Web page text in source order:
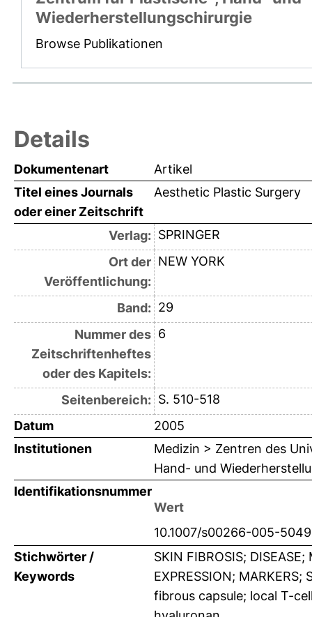
Wiederherstellungschirurgie
Browse Publikationen
Details
Dokumentenart
Artikel
Titel eines Journals
oder einer Zeitschrift
Aesthetic Plastic Surgery
Verlag: SPRINGER
Ort der
Veröffentlichung:
NEW YORK
Band: 29
Nummer des
Zeitschriftenheftes
oder des Kapitels:
6
Seitenbereich: S. 510-518
Datum
2005
Institutionen
Medizin > Zentren des
Hand- und
Identifikationsnummer
Wert
10.1007/s00266-005-
Stichwörter /
Keywords
SKIN FIBROSIS;
EXPRESSION;
fibrous capsule; local T-